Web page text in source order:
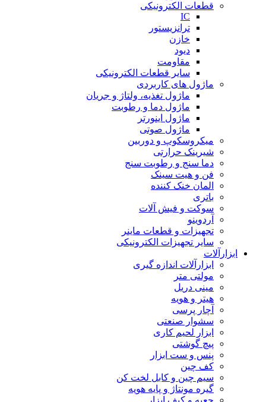
قطعات الکترونیکی
IC
ترانزیستور
خازن
دیود
مقاومت
سایر قطعات الکترونیکی
ماژول های کاربردی
ماژول تغذیه، ولتاژ و جریان
ماژول دما و رطوبت
ماژول اینورتر
ماژول صوتی
میکروسکوپ و دوربین
شیرینک حرارتی
دما سنج و رطوبت سنج
فن و هیت سینک
المان خنک کننده
باتری
سوکت و فیش آلات
آردوینو
تجهیزات و قطعات ماینر
سایر تجهیزات الکترونیکی
ابزارآلات
ابزارآلات اندازه گیری
مولتی متر
مینی دریل
هیتر و هویه
آچار پرسی
سشوار صنعتی
ابزار لحیم کاری
پیچ گوشتی
پنس و ست ابزار
کف چین
سیم چین و کابل لخت کن
گیره مونتاژ و پایه هویه
جعبه و کیف ابزار